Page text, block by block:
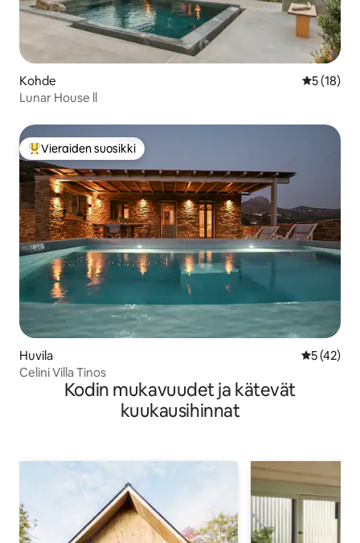
Kohde
5 (18)
Lunar House ll
Vieraiden suosikkien parhaimmistoa
Vieraiden suosikki
Huvila
5 (42)
Celini Villa Tinos
Kodin mukavuudet ja kätevät
kuukausihinnat